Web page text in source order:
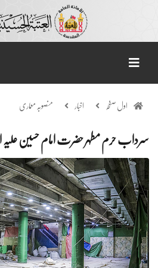
اول صفحہ اخبار منصوبہ معماری
سرداب حرم مطہر حضرت امام حسین علیہ